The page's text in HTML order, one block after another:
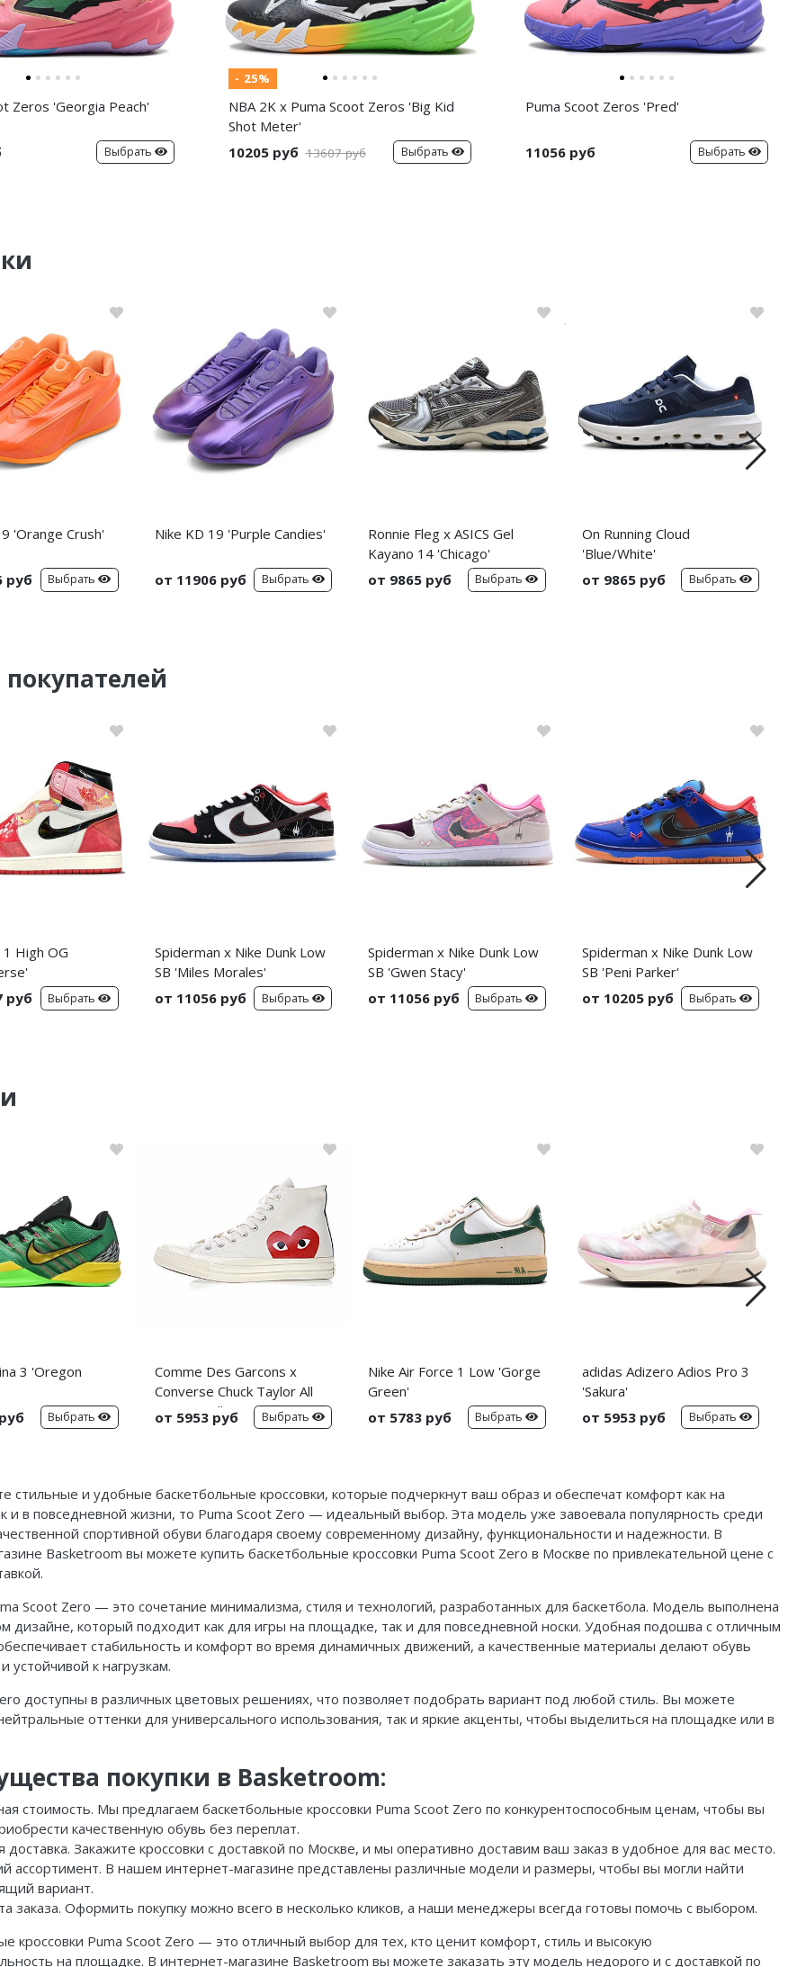
Zeros 'Georgia Peach'
Выбрать
- 25%
NBA 2K x Puma Scoot Zeros 'Big Kid
Shot Meter'
10205 руб 13607 руб Выбрать
Puma Scoot Zeros 'Pred'
11056 руб Выбрать
'Orange Crush'
руб Выбрать
Nike KD 19 'Purple Candies'
от 11906 руб Выбрать
Ronnie Fleg x ASICS Gel
Kayano 14 'Chicago'
от 9865 руб
Выбрать
On Running Cloud
'Blue/White'
от 9865 руб
Выбрать
1 High OG
руб
Выбрать
Spiderman x Nike Dunk Low
SB 'Miles Morales'
от 11056 руб
Выбрать
Spiderman x Nike Dunk Low
SB 'Gwen Stacy'
от 11056 руб
Выбрать
Spiderman x Nike Dunk Low
SB 'Peni Parker'
от 10205 руб
Выбрать
3 'Oregon
Выбрать
Comme Des Garcons x
Converse Chuck Taylor All
Star Hi 'Milk'
от 5953 руб Выбрать
Nike Air Force 1 Low 'Gorge
Green'
от 5783 руб
Выбрать
adidas Adizero Adios Pro 3
'Sakura'
от 5953 руб
Выбрать
стильные и удобные баскетбольные кроссовки, которые подчеркнут ваш образ и обеспечат комфорт как на
и в повседневной жизни, то Puma Scoot Zero — идеальный выбор. Эта модель уже завоевала популярность среди
спортивной обуви благодаря своему современному дизайну, функциональности и надежности. В
Basketroom вы можете купить баскетбольные кроссовки Puma Scoot Zero в Москве по привлекательной цене с
Scoot Zero — это сочетание минимализма, стиля и технологий, разработанных для баскетбола. Модель выполнена
дизайне, который подходит как для игры на площадке, так и для повседневной носки. Удобная подошва с отличным
стабильность и комфорт во время динамичных движений, а качественные материалы делают обувь
устойчивой к нагрузкам.
доступны в различных цветовых решениях, что позволяет подобрать вариант под любой стиль. Вы можете
оттенки для универсального использования, так и яркие акценты, чтобы выделиться на площадке или в
покупки в Basketroom:
стоимость. Мы предлагаем баскетбольные кроссовки Puma Scoot Zero по конкурентоспособным ценам, чтобы вы
качественную обувь без переплат.
доставка. Закажите кроссовки с доставкой по Москве, и мы оперативно доставим ваш заказ в удобное для вас место.
ассортимент. В нашем интернет-магазине представлены различные модели и размеры, чтобы вы могли найти
вариант.
заказа. Оформить покупку можно всего в несколько кликов, а наши менеджеры всегда готовы помочь с выбором.
кроссовки Puma Scoot Zero — это отличный выбор для тех, кто ценит комфорт, стиль и высокую
на площадке. В интернет-магазине Basketroom вы можете заказать эту модель недорого и с доставкой по